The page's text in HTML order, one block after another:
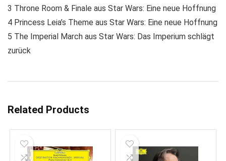
3 Throne Room & Finale aus Star Wars: Eine neue Hoffnung
4 Princess Leia’s Theme aus Star Wars: Eine neue Hoffnung
5 The Imperial March aus Star Wars: Das Imperium schlägt
zurück
Related Products